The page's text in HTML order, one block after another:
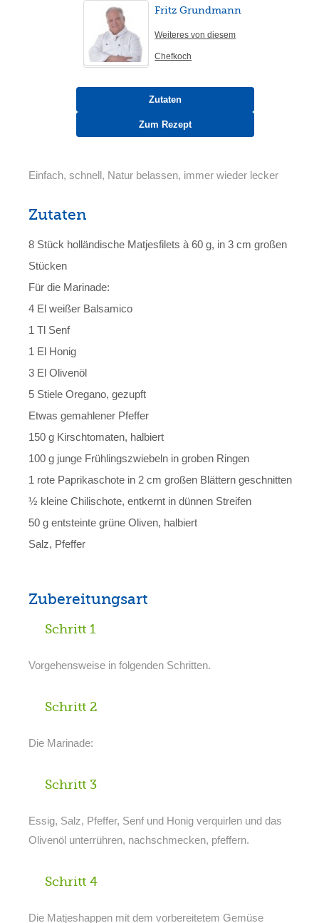
Fritz Grundmann
Weiteres von diesem
Chefkoch
Zutaten
Zum Rezept
Einfach, schnell, Natur belassen, immer wieder lecker
Zutaten
8 Stück holländische Matjesfilets à 60 g, in 3 cm großen
Stücken
Für die Marinade:
4 El weißer Balsamico
1 Tl Senf
1 El Honig
3 El Olivenöl
5 Stiele Oregano, gezupft
Etwas gemahlener Pfeffer
150 g Kirschtomaten, halbiert
100 g junge Frühlingszwiebeln in groben Ringen
1 rote Paprikaschote in 2 cm großen Blättern geschnitten
½ kleine Chilischote, entkernt in dünnen Streifen
50 g entsteinte grüne Oliven, halbiert
Salz, Pfeffer
Zubereitungsart
Schritt 1
Vorgehensweise in folgenden Schritten.
Schritt 2
Die Marinade:
Schritt 3
Essig, Salz, Pfeffer, Senf und Honig verquirlen und das
Olivenöl unterrühren, nachschmecken, pfeffern.
Schritt 4
Die Matjeshappen mit dem vorbereitetem Gemüse